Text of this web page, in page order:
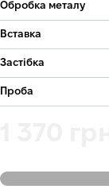
Обробка металу
Вставка
Застібка
Проба